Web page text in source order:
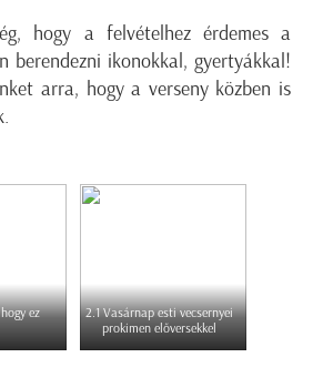
hogy a felvételhez érdemes a
berendezni ikonokkal, gyertyákkal!
arra, hogy a verseny közben is
ez
2.1 Vasárnap esti vecsernyei
prokimen előversekkel